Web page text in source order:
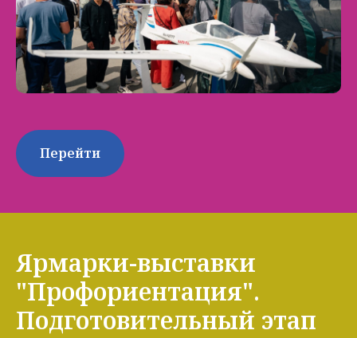
Перейти
Ярмарки-выставки
"Профориентация".
Подготовительный этап